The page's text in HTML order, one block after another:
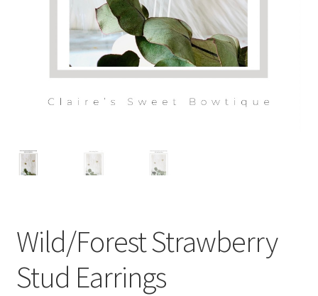
Wild/Forest Strawberry
Stud Earrings